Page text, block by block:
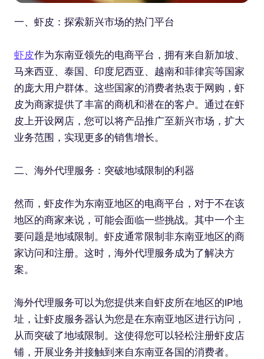
一、虾皮：探索新兴市场的热门平台
虾皮作为东南亚领先的电商平台，拥有来自新加坡、
马来西亚、泰国、印度尼西亚、越南和菲律宾等国家
的庞大用户群体。这些国家的消费者热衷于网购，虾
皮为商家提供了丰富的商机和潜在的客户。通过在虾
皮上开设网店，您可以将产品推广至新兴市场，扩大
业务范围，实现更多的销售增长。
二、海外代理服务：突破地域限制的利器
然而，虾皮作为东南亚地区的电商平台，对于不在该
地区的商家来说，可能会面临一些挑战。其中一个主
要问题是地域限制。虾皮通常限制非东南亚地区的商
家访问和注册。这时，海外代理服务成为了解决方
案。
海外代理服务可以为您提供来自虾皮所在地区的IP地
址，让虾皮服务器认为您是在东南亚地区进行访问，
从而突破了地域限制。这使得您可以轻松注册虾皮店
铺，开展业务并接触到来自东南亚各国的消费者。